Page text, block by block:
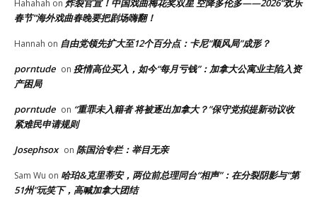
Hahahah on 炸裂官宣！中国戏曲梅花奖双星 空降多伦多——2026“欢乐
春节”海外戏曲春晚要把剧场嗨翻！
Hannah on 自由党领先扩大至12个百分点：卡尼“顺风局”成形？
porntude on 疫情高位买入，如今“每月亏钱”：加拿大公寓业主陷入资
产困局
porntude on “重罪未入籍者 将被逐出加拿大？”保守党拟提新动议收
紧难民申请规则
Josephsox on 陈国治专栏：举目无亲
Sam Wu on 哈珀&克里蒂安，两位前总理同台“相声”：在分裂阴影与“第
51州”玩笑下，高喊加拿大团结